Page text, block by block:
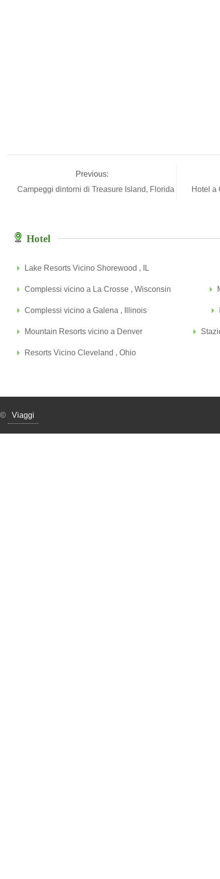
Previous:
Campeggi dintorni di Treasure Island, Florida
Hotel a
Hotel
Lake Resorts Vicino Shorewood , IL
Complessi vicino a La Crosse , Wisconsin
Complessi vicino a Galena , Illinois
Mountain Resorts vicino a Denver
Resorts Vicino Cleveland , Ohio
© Viaggi